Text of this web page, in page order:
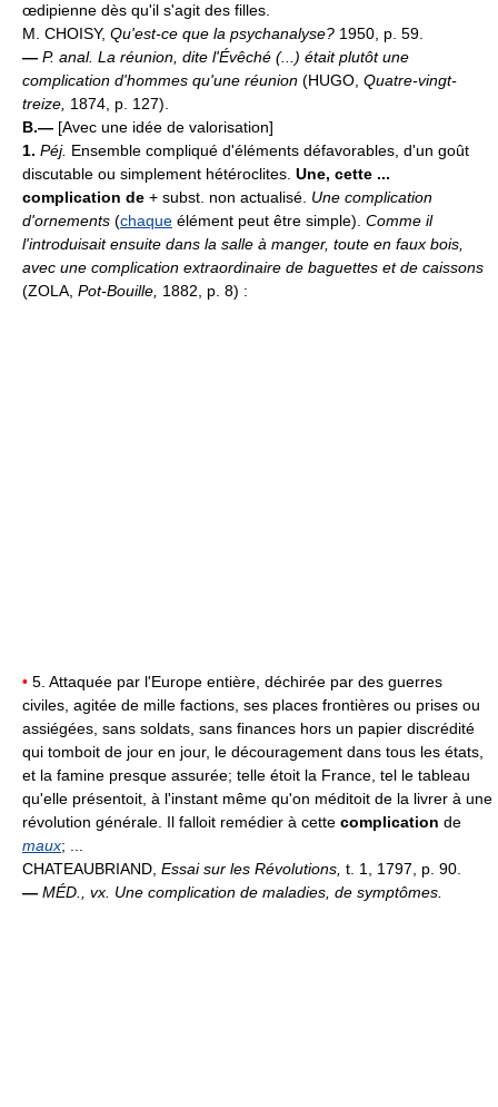
œdipienne dès qu'il s'agit des filles.
M. CHOISY, Qu'est-ce que la psychanalyse? 1950, p. 59.
— P. anal. La réunion, dite l'Évêché (...) était plutôt une
complication d'hommes qu'une réunion (HUGO, Quatre-vingt-
treize, 1874, p. 127).
B.— [Avec une idée de valorisation]
1. Péj. Ensemble compliqué d'éléments défavorables, d'un goût
discutable ou simplement hétéroclites. Une, cette ...
complication de + subst. non actualisé. Une complication
d'ornements (chaque élément peut être simple). Comme il
l'introduisait ensuite dans la salle à manger, toute en faux bois,
avec une complication extraordinaire de baguettes et de caissons
(ZOLA, Pot-Bouille, 1882, p. 8) :
• 5. Attaquée par l'Europe entière, déchirée par des guerres
civiles, agitée de mille factions, ses places frontières ou prises ou
assiégées, sans soldats, sans finances hors un papier discrédité
qui tomboit de jour en jour, le découragement dans tous les états,
et la famine presque assurée; telle étoit la France, tel le tableau
qu'elle présentoit, à l'instant même qu'on méditoit de la livrer à une
révolution générale. Il falloit remédier à cette complication de
maux; ...
CHATEAUBRIAND, Essai sur les Révolutions, t. 1, 1797, p. 90.
— MÉD., vx. Une complication de maladies, de symptômes.